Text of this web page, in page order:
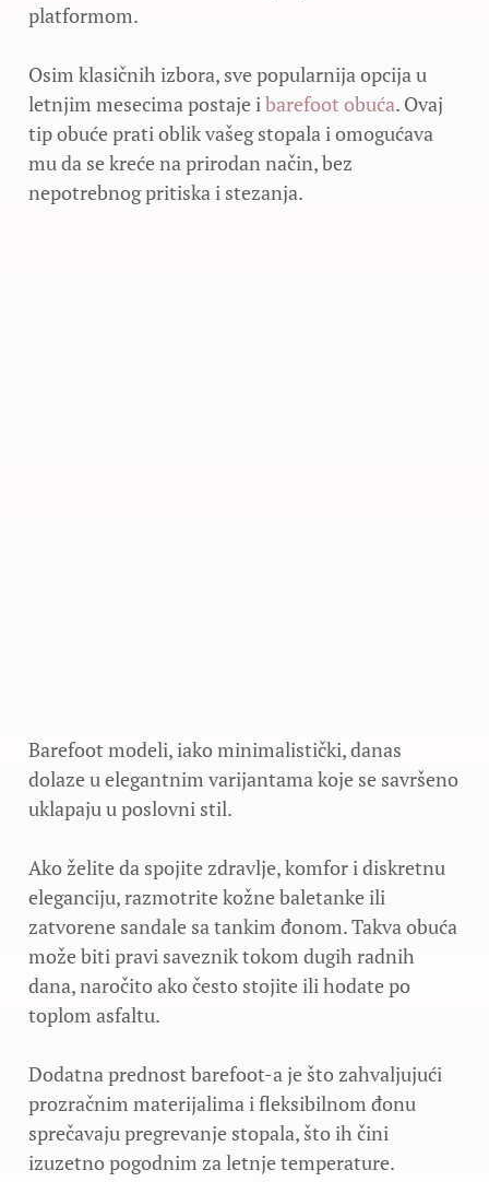
platformom.
Osim klasičnih izbora, sve popularnija opcija u
letnjim mesecima postaje ibarefoot obuća. Ovaj
tip obuće prati oblik vašeg stopala i omogućava
mu da se kreće na prirodan način, bez
nepotrebnog pritiska i stezanja.
Barefoot modeli, iako minimalistički, danas
dolaze u elegantnim varijantama koje se savršeno
uklapaju u poslovni stil.
Ako želite da spojite zdravlje, komfor i diskretnu
eleganciju, razmotrite kožne baletanke ili
zatvorene sandale sa tankim đonom. Takva obuća
može biti pravi saveznik tokom dugih radnih
dana, naročito ako često stojite ili hodate po
toplom asfaltu.
Dodatna prednost barefoot-a je što zahvaljujući
prozračnim materijalima i fleksibilnom đonu
sprečavaju pregrevanje stopala, što ih čini
izuzetno pogodnim za letnje temperature.